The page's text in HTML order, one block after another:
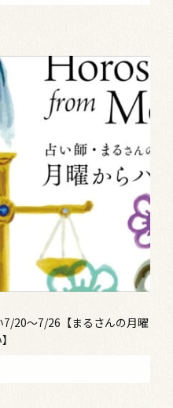
7/20～7/26【まるさんの月曜